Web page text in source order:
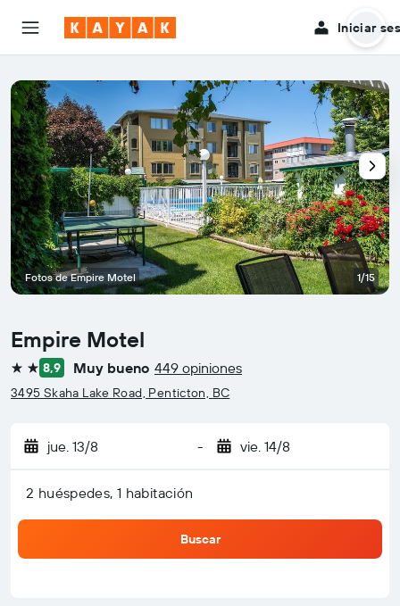
Iniciar
Empire Motel
2 estrellas
8,9 Muy bueno 449 opiniones
3495 Skaha Lake Road, Penticton, BC
jue. 13/8 - vie. 14/8
2 huéspedes, 1 habitación
Buscar
Fotos de Empire Motel 1/15